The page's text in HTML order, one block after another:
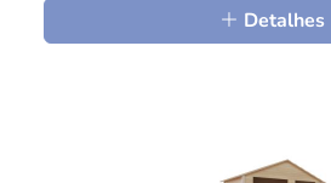
Detalhes